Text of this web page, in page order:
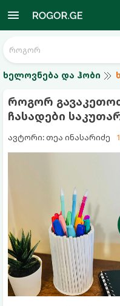
ხელოვნება და ჰობი
როგორ
ჩასადები
ავტორი: თეა ინასარიძე